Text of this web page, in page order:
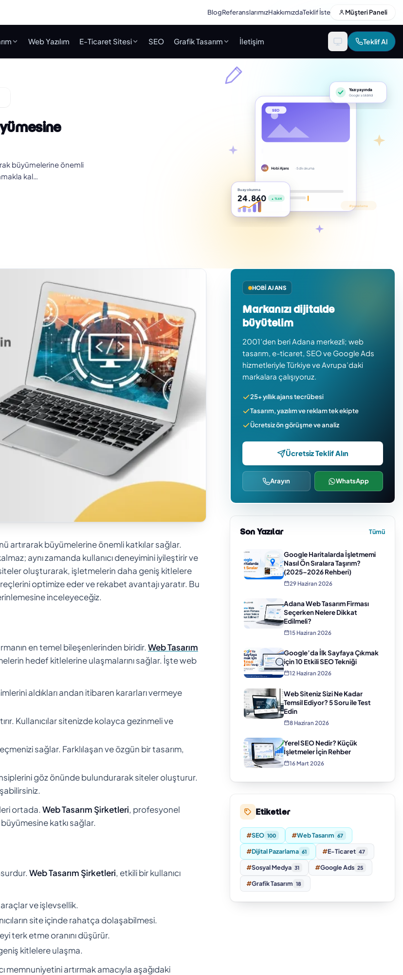
BlogReferanslarımızHakkımızdaTeklif İste Müşteri Paneli
Web Yazılım E-Ticaret Sitesi SEO Grafik Tasarım İletişim Teklif Al
büyümelerine önemli
kal…
SEO
HA Hobi Ajans · 5 dk okuma
Google’a bildirildi
Bu ay okunma
24.860 ▲ %64
artırarak büyümelerine önemli katkılar sağlar.
aynı zamanda kullanıcı deneyimini iyileştirir ve
oluşturarak, işletmelerin daha geniş kitlelere
optimize eder ve rekabet avantajı yaratır. Bu
inceleyeceğiz.
en temel bileşenlerinden biridir. Web Tasarım
hedef kitlelerine ulaşmalarını sağlar. İşte web
aldıkları andan itibaren kararları vermeye
Kullanıcılar sitenizde kolayca gezinmeli ve
sağlar. Farklılaşan ve özgün bir tasarım,
göz önünde bulundurarak siteler oluşturur.
ortada. Web Tasarım Şirketleri, profesyonel
katkı sağlar.
Web Tasarım Şirketleri, etkili bir kullanıcı
araçlar ve işlevsellik.
site içinde rahatça dolaşabilmesi.
terk etme oranını düşürür.
kitlelere ulaşma.
memnuniyetini artırmak amacıyla aşağıdaki
HOBI AJANS
Markanızı dijitalde
büyütelim
2001’den beri Adana merkezli; web
tasarım, e-ticaret, SEO ve Google Ads
hizmetleriyle Türkiye ve Avrupa’daki
markalara çalışıyoruz.
25+ yıllık ajans tecrübesi
Tasarım, yazılım ve reklam tek ekipte
Ücretsiz ön görüşme ve analiz
Ücretsiz Teklif Alın
Arayın WhatsApp
Son Yazılar Tümü
Google Haritalarda İşletmemi
Nasıl Ön Sıralara Taşırım?
(2025–2026 Rehberi)
29 Haziran 2026
Adana Web Tasarım Firması
Seçerken Nelere Dikkat
Edilmeli?
15 Haziran 2026
Google’da İlk Sayfaya Çıkmak
için 10 Etkili SEO Tekniği
12 Haziran 2026
Web Siteniz Sizi Ne Kadar
Temsil Ediyor? 5 Soru ile Test
Edin
8 Haziran 2026
Yerel SEO Nedir? Küçük
İşletmeler İçin Rehber
16 Mart 2026
Etiketler
#SEO 100 #Web Tasarım 67
#Dijital Pazarlama 61 #E-Ticaret 47
#Sosyal Medya 31 #Google Ads 25
#Grafik Tasarım 18